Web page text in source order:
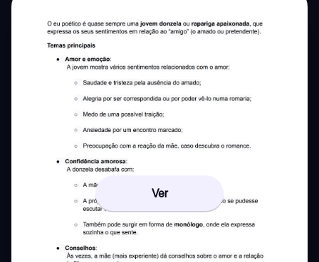
Ver